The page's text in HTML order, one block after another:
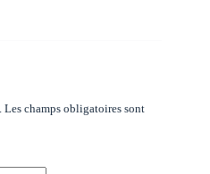
Les champs obligatoires sont